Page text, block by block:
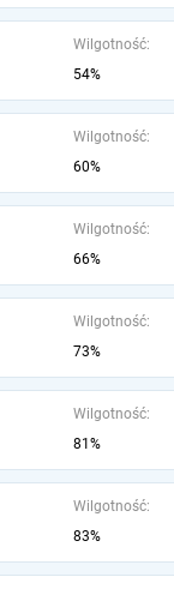
Wilgotność:
54%
Wilgotność:
60%
Wilgotność:
66%
Wilgotność:
73%
Wilgotność:
81%
Wilgotność:
83%